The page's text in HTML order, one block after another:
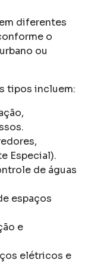
diferentes
o
ou
tipos incluem:
Especial).
de águas
espaços
e
elétricos e